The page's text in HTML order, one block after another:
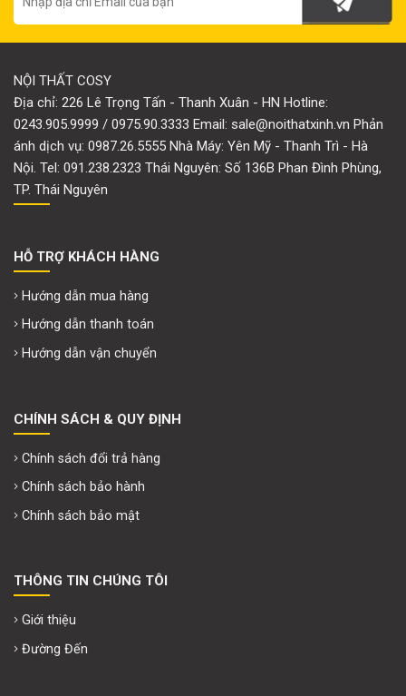
NỘI THẤT COSY
Địa chỉ: 226 Lê Trọng Tấn - Thanh Xuân - HN Hotline:
0243.905.9999 / 0975.90.3333 Email: sale@noithatxinh.vn Phản
ánh dịch vụ: 0987.26.5555 Nhà Máy: Yên Mỹ - Thanh Trì - Hà
Nội. Tel: 091.238.2323 Thái Nguyên: Số 136B Phan Đình Phùng,
HỖ TRỢ KHÁCH HÀNG
Hướng dẫn mua hàng
Hướng dẫn thanh toán
CHÍNH SÁCH & QUY ĐỊNH
Chính sách đổi trả hàng
Chính sách bảo hành
THÔNG TIN CHÚNG TÔI
Giới thiệu